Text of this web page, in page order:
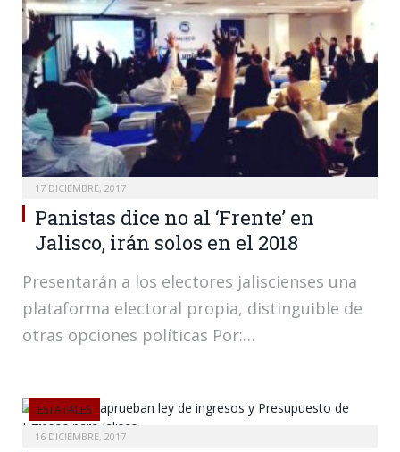
17 DICIEMBRE, 2017
Panistas dice no al ‘Frente’ en
Jalisco, irán solos en el 2018
Presentarán a los electores jaliscienses una
plataforma electoral propia, distinguible de
otras opciones políticas Por:…
ESTATALES
16 DICIEMBRE, 2017